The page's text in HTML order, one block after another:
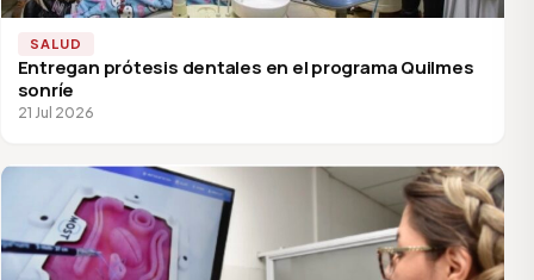
SALUD
Entregan prótesis dentales en el programa Quilmes
sonríe
21 Jul 2026